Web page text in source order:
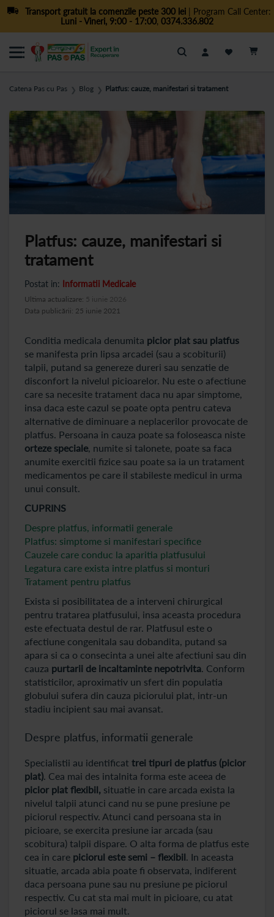
Transport gratuit la comenzile peste 300 lei| Program Call Center:
Luni - Vineri, 9:00 - 17:00, 0374.336.802
Cautare
Catena Pas cu Pas ❯ Blog ❯ Platfus: cauze, manifestari si tratament
Platfus: cauze, manifestari si
tratament
Postat in: Informatii Medicale
Data publicării: 25 iunie 2021
Ultima actualizare: 5 iunie 2026
Conditia medicala denumita picior plat sau platfus
se manifesta prin lipsa arcadei (sau a scobiturii)
talpii, putand sa genereze dureri sau senzatie de
disconfort la nivelul picioarelor. Nu este o afectiune
care sa necesite tratament daca nu apar simptome,
insa daca este cazul se poate opta pentru cateva
alternative de diminuare a neplacerilor provocate de
platfus. Persoana in cauza poate sa foloseasca niste
orteze speciale, numite si talonete, poate sa faca
anumite exercitii fizice sau poate sa ia un tratament
medicamentos pe care il stabileste medicul in urma
unui consult.
CUPRINS
Despre platfus, informatii generale
Platfus: simptome si manifestari specifice
Cauzele care conduc la aparitia platfusului
Legatura care exista intre platfus si monturi
Tratament pentru platfus
Exista si posibilitatea de a interveni chirurgical
pentru tratarea platfusului, insa aceasta procedura
este efectuata destul de rar. Platfusul este o
afectiune congenitala sau dobandita, putand sa
apara si ca o consecinta a unei alte afectiuni sau din
cauza purtarii de incaltaminte nepotrivita . Conform
statisticilor, aproximativ un sfert din populatia
globului sufera din cauza piciorului plat, intr-un
stadiu incipient sau mai avansat.
Despre platfus, informatii generale
Specialistii au identificat trei tipuri de platfus (picior
plat) . Cea mai des intalnita forma este aceea de
picior plat flexibil, situatie in care arcada exista la
nivelul talpii atunci cand nu se pune presiune pe
piciorul respectiv. Atunci cand persoana sta in
picioare, se exercita presiune iar arcada (sau
scobitura) talpii dispare. O alta forma de platfus este
cea in care piciorul este semi – flexibil . In aceasta
situatie, arcada abia poate fi observata, indiferent
daca persoana pune sau nu presiune pe piciorul
respectiv. Cu cat sta mai mult in picioare, cu atat
piciorul se lasa mai mult.